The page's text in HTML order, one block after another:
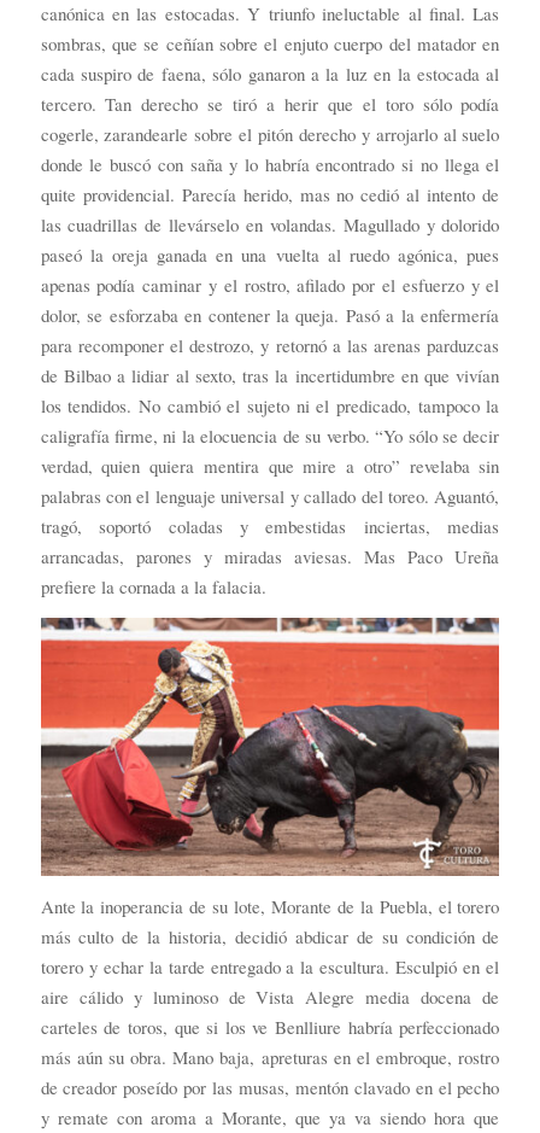
canónica en las estocadas. Y triunfo ineluctable al final. Las
sombras, que se ceñían sobre el enjuto cuerpo del matador en
cada suspiro de faena, sólo ganaron a la luz en la estocada al
tercero. Tan derecho se tiró a herir que el toro sólo podía
cogerle, zarandearle sobre el pitón derecho y arrojarlo al suelo
donde le buscó con saña y lo habría encontrado si no llega el
quite providencial. Parecía herido, mas no cedió al intento de
las cuadrillas de llevárselo en volandas. Magullado y dolorido
paseó la oreja ganada en una vuelta al ruedo agónica, pues
apenas podía caminar y el rostro, afilado por el esfuerzo y el
dolor, se esforzaba en contener la queja. Pasó a la enfermería
para recomponer el destrozo, y retornó a las arenas parduzcas
de Bilbao a lidiar al sexto, tras la incertidumbre en que vivían
los tendidos. No cambió el sujeto ni el predicado, tampoco la
caligrafía firme, ni la elocuencia de su verbo. “Yo sólo se decir
verdad, quien quiera mentira que mire a otro” revelaba sin
palabras con el lenguaje universal y callado del toreo. Aguantó,
tragó, soportó coladas y embestidas inciertas, medias
arrancadas, parones y miradas aviesas. Mas Paco Ureña
prefiere la cornada a la falacia.
Ante la inoperancia de su lote, Morante de la Puebla, el torero
más culto de la historia, decidió abdicar de su condición de
torero y echar la tarde entregado a la escultura. Esculpió en el
aire cálido y luminoso de Vista Alegre media docena de
carteles de toros, que si los ve Benlliure habría perfeccionado
más aún su obra. Mano baja, apreturas en el embroque, rostro
de creador poseído por las musas, mentón clavado en el pecho
y remate con aroma a Morante, que ya va siendo hora que